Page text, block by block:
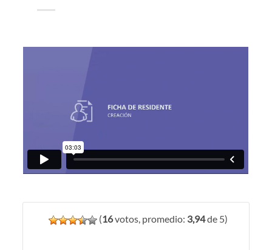
(16votos, promedio: 3,94de 5)